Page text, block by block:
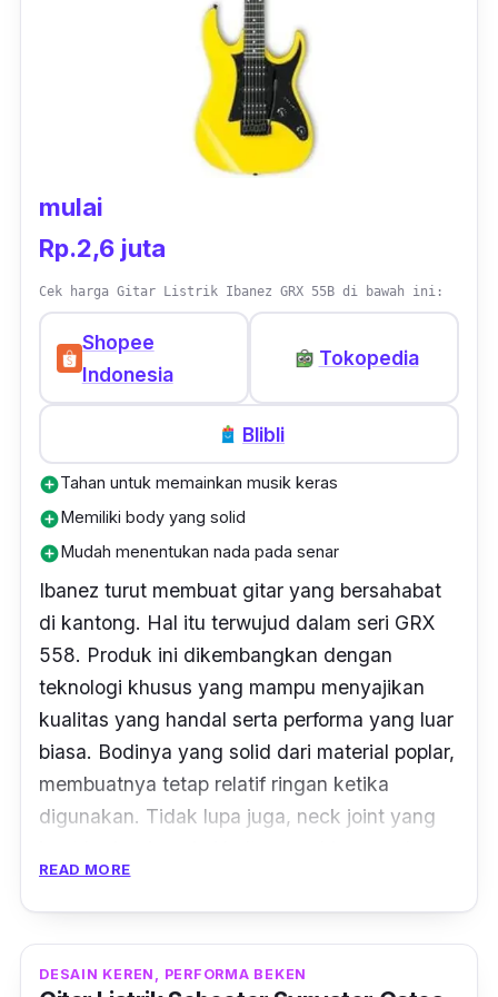
mulai
Rp.2,6 juta
Cek harga Gitar Listrik Ibanez GRX 55B di bawah ini:
Shopee
Indonesia
Tokopedia
Blibli
add_circleTahan untuk memainkan musik keras
add_circleMemiliki body yang solid
add_circleMudah menentukan nada pada senar
Ibanez turut membuat gitar yang bersahabat
di kantong. Hal itu terwujud dalam seri GRX
558. Produk ini dikembangkan dengan
teknologi khusus yang mampu menyajikan
kualitas yang handal serta performa yang luar
biasa. Bodinya yang solid dari material poplar,
membuatnya tetap relatif ringan ketika
digunakan. Tidak lupa juga, neck joint yang
ketika main musik keras.
listrik ini juga membuat kamu dengan mudah
READ MORE
DESAIN KEREN, PERFORMA BEKEN